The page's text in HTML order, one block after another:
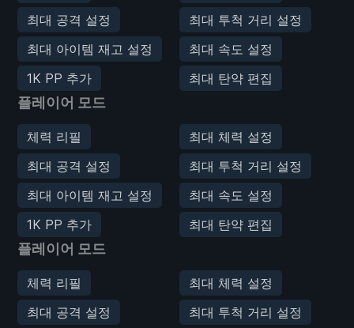
최대 공격 설정
최대 투척 거리 설정
최대 아이템 재고 설정
최대 속도 설정
1K PP 추가
최대 탄약 편집
플레이어 모드
체력 리필
최대 체력 설정
최대 공격 설정
최대 투척 거리 설정
최대 아이템 재고 설정
최대 속도 설정
1K PP 추가
최대 탄약 편집
플레이어 모드
체력 리필
최대 체력 설정
최대 공격 설정
최대 투척 거리 설정